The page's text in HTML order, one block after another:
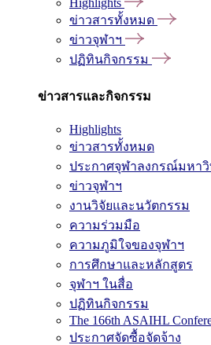
Highlights
ข่าวสารทั้งหมด
ข่าวจุฬาฯ
ปฏิทินกิจกรรม
ข่าวสารและกิจกรรม
Highlights
ข่าวสารทั้งหมด
ประกาศจุฬาลงกรณ์มหาวิ
ข่าวจุฬาฯ
งานวิจัยและนวัตกรรม
ความร่วมมือ
ความภูมิใจของจุฬาฯ
การศึกษาและหลักสูตร
จุฬาฯ ในสื่อ
ปฏิทินกิจกรรม
The 166th ASAIHL
ประกาศจัดซื้อจัดจ้าง